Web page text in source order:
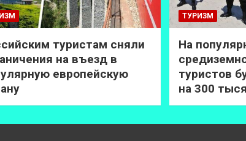
туристам сняли
на въезд в
европейскую
ТУРИЗМ
На
туристов
на 300